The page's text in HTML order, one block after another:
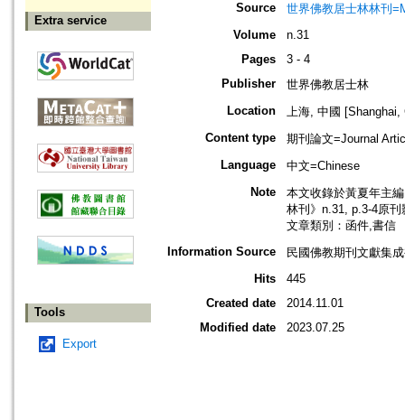
Extra service
Tools
Export
Source
世界佛教居士林林刊
Volume
n.31
Pages
3 - 4
Publisher
世界佛教居士林
Location
上海, 中國 [Shanghai,
Content type
期刊論文=Journal
Language
中文=Chinese
Note
本文收錄於黃夏年主
林刊》n.31, p.3-4原刊
文章類別：函件,書信
Information Source
民國佛教期刊文獻集
Hits
445
Created date
2014.11.01
Modified date
2023.07.25